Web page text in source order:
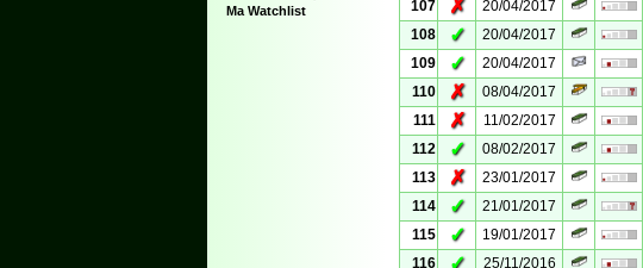
Ma Watchlist
107
✗ 20/04/2017
108
✓ 20/04/2017
109
✓ 20/04/2017
110
✗ 08/04/2017
111
✗ 11/02/2017
112
✓ 08/02/2017
113
✗ 23/01/2017
114
✓ 21/01/2017
115
✓ 19/01/2017
116
25/11/2016